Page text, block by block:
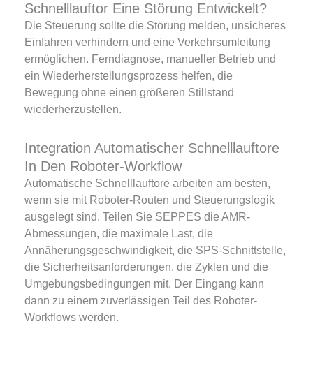
Schnelllauftor Eine Störung Entwickelt?
Die Steuerung sollte die Störung melden, unsicheres
Einfahren verhindern und eine Verkehrsumleitung
ermöglichen. Ferndiagnose, manueller Betrieb und
ein Wiederherstellungsprozess helfen, die
Bewegung ohne einen größeren Stillstand
wiederherzustellen.
Integration Automatischer Schnelllauftore
In Den Roboter-Workflow
Automatische Schnelllauftore arbeiten am besten,
wenn sie mit Roboter-Routen und Steuerungslogik
ausgelegt sind. Teilen Sie SEPPES die AMR-
Abmessungen, die maximale Last, die
Annäherungsgeschwindigkeit, die SPS-Schnittstelle,
die Sicherheitsanforderungen, die Zyklen und die
Umgebungsbedingungen mit. Der Eingang kann
dann zu einem zuverlässigen Teil des Roboter-
Workflows werden.